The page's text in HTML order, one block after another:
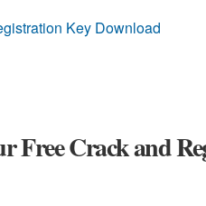
Key Download
Free Crack and